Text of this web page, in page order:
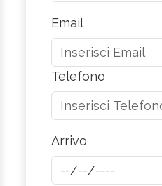
Email
Telefono
Arrivo